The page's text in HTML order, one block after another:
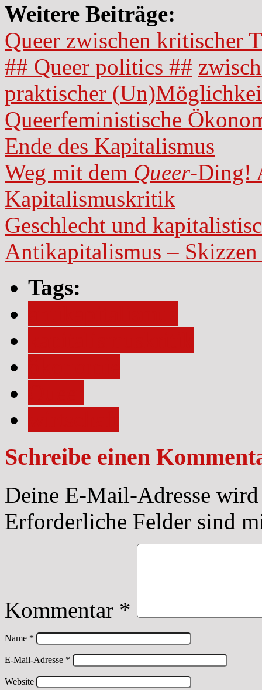
Weitere Beiträge:
Queer zwischen kritischer
## Queer politics ##
praktischer
Queerfeministische
Ende des Kapitalismus
Weg mit dem Queer-Ding!
Kapitalismuskritik
Geschlecht und
Antikapitalismus –
Tags:
Schreibe einen
Deine E-Mail-Adresse
Erforderliche Felder sind
Kommentar *
Name *
E-Mail-Adresse *
Website